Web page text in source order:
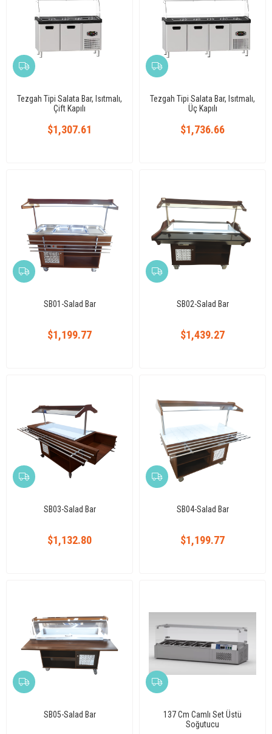
Tezgah Tipi Salata Bar, Isıtmalı,
Çift Kapılı
$1,307.61
Tezgah Tipi Salata Bar, Isıtmalı,
Üç Kapılı
$1,736.66
SB01-Salad Bar
$1,199.77
SB02-Salad Bar
$1,439.27
SB03-Salad Bar
$1,132.80
SB04-Salad Bar
$1,199.77
SB05-Salad Bar
137 Cm Camlı Set Üstü
Soğutucu